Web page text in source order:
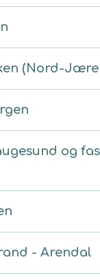
(Nord-
og
- Arendal